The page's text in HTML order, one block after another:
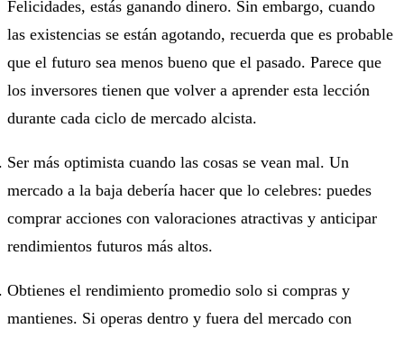
Felicidades, estás ganando dinero. Sin embargo, cuando
las existencias se están agotando, recuerda que es probable
que el futuro sea menos bueno que el pasado. Parece que
los inversores tienen que volver a aprender esta lección
durante cada ciclo de mercado alcista.
Ser más optimista cuando las cosas se vean mal. Un
mercado a la baja debería hacer que lo celebres: puedes
comprar acciones con valoraciones atractivas y anticipar
rendimientos futuros más altos.
Obtienes el rendimiento promedio solo si compras y
mantienes. Si operas dentro y fuera del mercado con